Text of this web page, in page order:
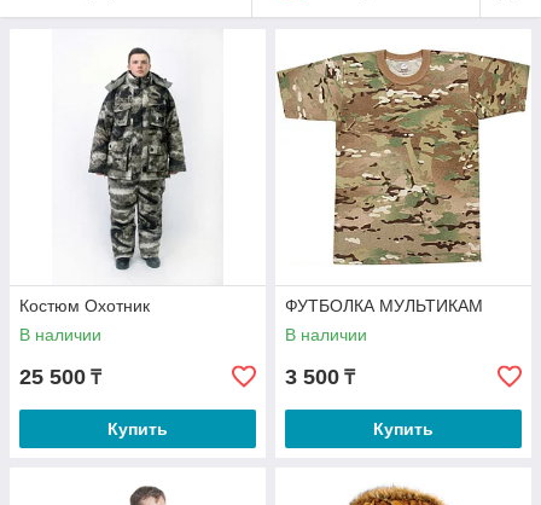
Костюм Охотник
В наличии
25 500 ₸
Купить
ФУТБОЛКА МУЛЬТИКАМ
В наличии
3 500 ₸
Купить